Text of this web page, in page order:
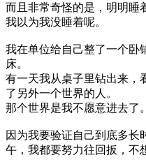
而且非常奇怪的是，明明睡
我以为我没睡着呢。
我在单位给自己整了一个卧
床。
有一天我从桌子里钻出来，
了另外一个世界的人。
那个世界是我不愿意进去了。
因为我要验证自己到底多长
午，我都要努力往回扳，不